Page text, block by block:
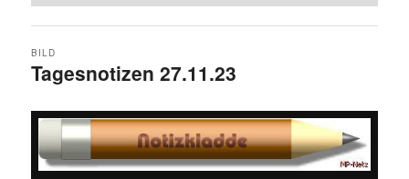
Tagesnotizen 27.11.23
BILD